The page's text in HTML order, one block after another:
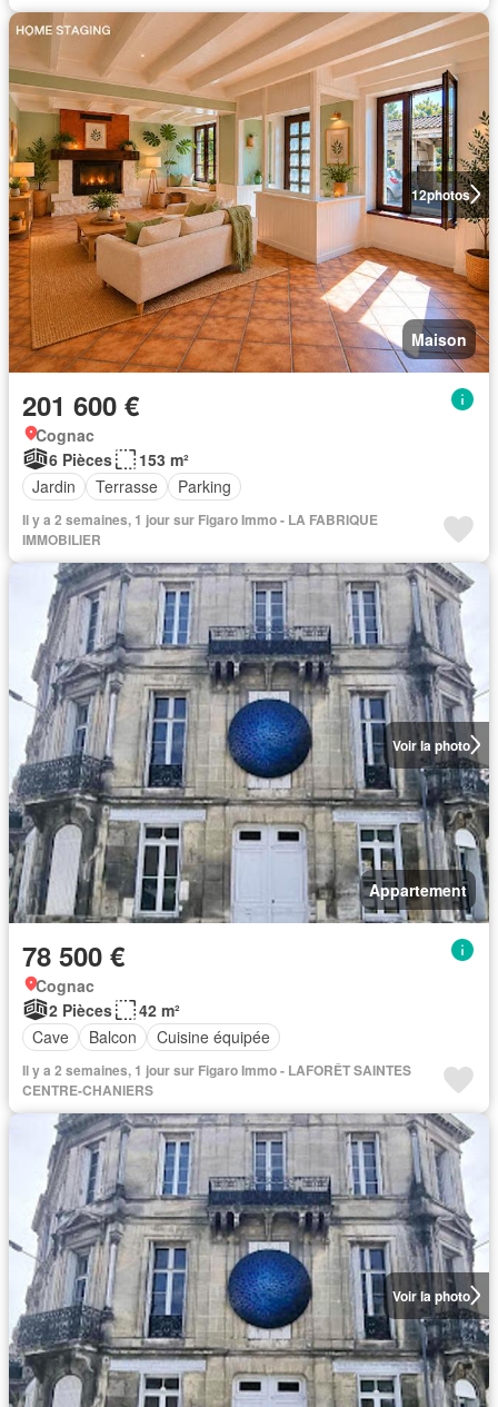
12photos
Maison
201 600 €
Cognac
6 Pièces
153 m²
Jardin
Terrasse Parking
Il y a 2 semaines, 1 jour sur Figaro Immo - LA FABRIQUE
IMMOBILIER
Voir la photo
Appartement
78 500 €
Cognac
2 Pièces
42 m²
Cave
Balcon Cuisine équipée
Il y a 2 semaines, 1 jour sur Figaro Immo - LAFORÊT SAINTES
CENTRE-CHANIERS
Voir la photo